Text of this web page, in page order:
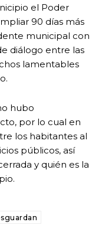
el Poder
90 días más
municipal con
diálogo entre las
lamentables
hubo
por lo cual en
los habitantes al
públicos, así
y quién es la